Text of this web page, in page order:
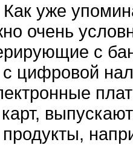
Как уже
очень
с
цифровой